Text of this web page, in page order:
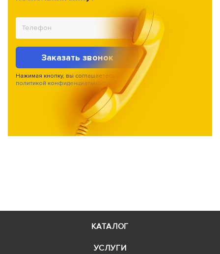
Заказать звонок
Нажимая кнопку, вы соглашаетесь с
политикой конфиденциальности
КАТАЛОГ
УСЛУГИ